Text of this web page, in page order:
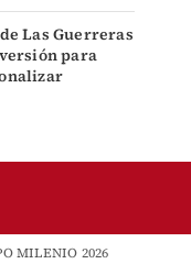
Las Guerreras
para
MILENIO 2026